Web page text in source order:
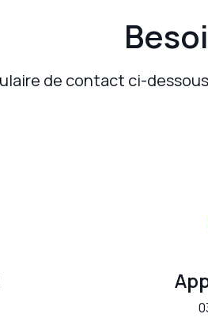
de contact ci-